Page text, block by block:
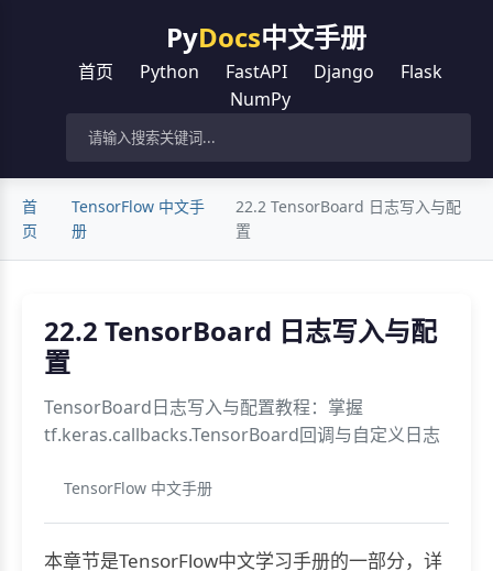
PyDocs中文手册
首页 Python FastAPI Django
Flask
NumPy
首
页
TensorFlow 中文手
册
22.2 TensorBoard 日志写入与配
置
22.2 TensorBoard 日志写入与配
置
TensorBoard日志写入与配置教程：掌握
tf.keras.callbacks.TensorBoard回调与自定义日志
TensorFlow 中文手册
本章节是TensorFlow中文学习手册的一部分，详